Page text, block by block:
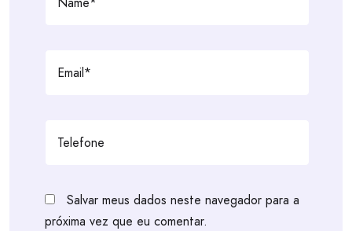
Salvar meus dados neste navegador para a
próxima vez que eu comentar.